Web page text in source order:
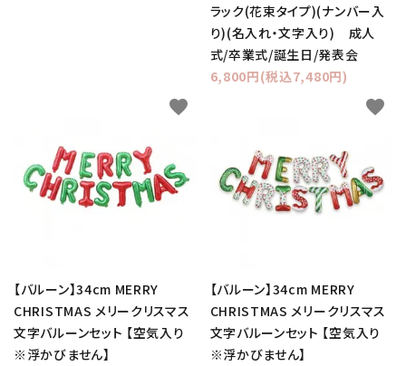
ラック(花束タイプ)(ナンバー入
り)(名入れ・文字入り) 成人
式/卒業式/誕生日/発表会
6,800円(税込7,480円)
【バルーン】34cm MERRY
CHRISTMAS メリークリスマス
文字バルーンセット 【空気入り
※浮かびません】
favorite
【バルーン】34cm MERRY
CHRISTMAS メリークリスマス
文字バルーンセット 【空気入り
※浮かびません】
favorite